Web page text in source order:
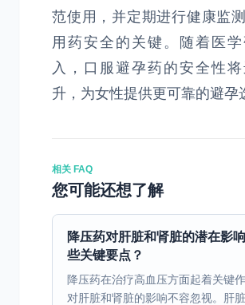
范使用，并定期进行健康监
用药安全的关键。随着医
入，口服避孕药的安全性
升，为女性提供更可靠的避孕
相关 FAQ
您可能还想了解
降压药对肝脏和肾脏的潜在影
些关键要点？
降压药在治疗高血压方面起着关键
对肝脏和肾脏的影响不容忽视。肝脏